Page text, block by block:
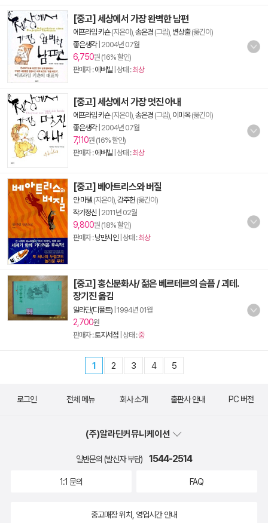
[중고] 세상에서 가장 완벽한 남편
에프라임 키숀(지은이), 송은경 (그림), 변상출(옮긴이)
좋은생각| 2004년 07월
6,750원 (16% 할인)
판매자 :에버빌 | 상태 :최상
[중고] 세상에서 가장 멋진 아내
에프라임 키숀(지은이), 송은경 (그림), 이미옥(옮긴이)
좋은생각| 2004년 07월
7,110원 (16% 할인)
판매자 :에버빌 | 상태 :최상
[중고] 베아트리스와 버질
얀 마텔 (지은이), 강주헌 (옮긴이)
작가정신 2011년 02월
9,800원 (18% 할인)
판매자 :낭만시인 | 상태 :최상
[중고] 홍신문화사/ 젊은 베르테르의 슬픔 / 괴테.
장기진 옮김
알라딘(디폴트) 1994년 01월
2,700원
판매자 :토지서점 | 상태 :중
1 2 3 4 5
로그인 전체 메뉴 회사 소개 출판사 안내 PC 버전
(주)알라딘커뮤니케이션
일반문의 (발신자 부담) 1544-2514
1:1 문의 FAQ
중고매장 위치, 영업시간 안내